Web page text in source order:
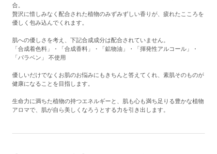
合。
贅沢に惜しみなく配合された植物のみずみずしい香りが、疲れたこころを
優しく包み込んでくれます。
肌への優しさを考え、下記合成成分は配合されていません。
「合成着色料」・「合成香料」・「鉱物油」・「揮発性アルコール」・
「パラベン」 不使用
優しいだけでなくお肌のお悩みにもきちんと答えてくれ、素肌そのものが
健康になることを目指します。
生命力に満ちた植物の持つエネルギーと、肌も心も満ち足りる豊かな植物
アロマで、肌が自ら美しくなろうとする力を引き出します。